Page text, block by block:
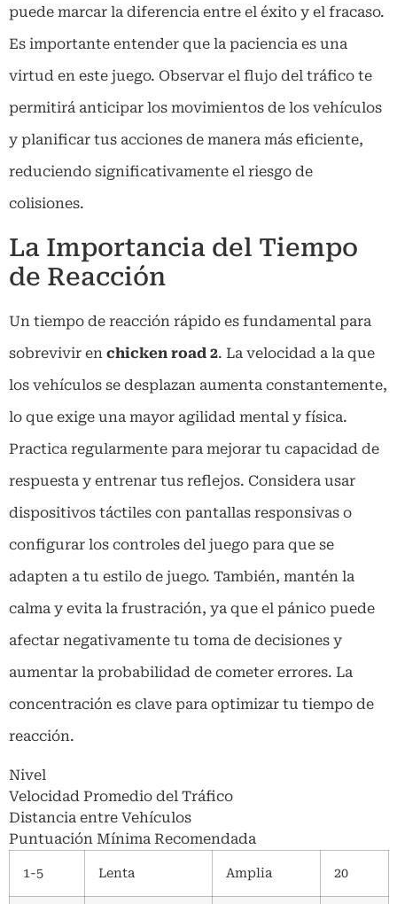
puede marcar la diferencia entre el éxito y el fracaso.
Es importante entender que la paciencia es una
virtud en este juego. Observar el flujo del tráfico te
permitirá anticipar los movimientos de los vehículos
y planificar tus acciones de manera más eficiente,
reduciendo significativamente el riesgo de
colisiones.
La Importancia del Tiempo
de Reacción
Un tiempo de reacción rápido es fundamental para
sobrevivir en chicken road 2. La velocidad a la que
los vehículos se desplazan aumenta constantemente,
lo que exige una mayor agilidad mental y física.
Practica regularmente para mejorar tu capacidad de
respuesta y entrenar tus reflejos. Considera usar
dispositivos táctiles con pantallas responsivas o
configurar los controles del juego para que se
adapten a tu estilo de juego. También, mantén la
calma y evita la frustración, ya que el pánico puede
afectar negativamente tu toma de decisiones y
aumentar la probabilidad de cometer errores. La
concentración es clave para optimizar tu tiempo de
reacción.
Nivel
Velocidad Promedio del Tráfico
Distancia entre Vehículos
Puntuación Mínima Recomendada
1-5 Lenta Amplia 20